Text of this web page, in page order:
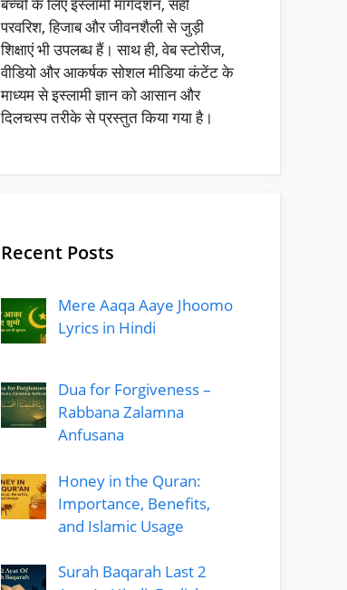
परवरिश, हिजाब और जीवनशैली से जुड़ी
शिक्षाएं भी उपलब्ध हैं। साथ ही, वेब स्टोरीज,
वीडियो और आकर्षक सोशल मीडिया कंटेंट के
माध्यम से इस्लामी ज्ञान को आसान और
दिलचस्प तरीके से प्रस्तुत किया गया है।
Recent Posts
Mere Aaqa Aaye Jhoomo
Lyrics in Hindi
Dua for Forgiveness –
Rabbana Zalamna
Anfusana
Honey in the Quran:
Importance, Benefits,
and Islamic Usage
Surah Baqarah Last 2